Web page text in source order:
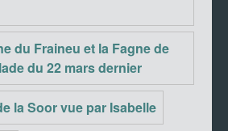
du Fraineu et la Fagne de
du 22 mars dernier
la Soor vue par Isabelle